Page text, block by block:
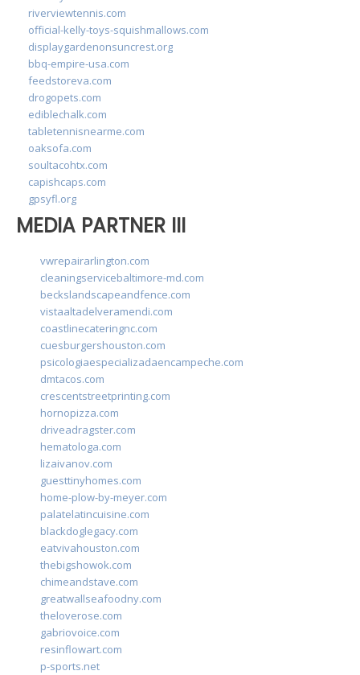
riverviewtennis.com
official-kelly-toys-squishmallows.com
displaygardenonsuncrest.org
bbq-empire-usa.com
feedstoreva.com
drogopets.com
ediblechalk.com
tabletennisnearme.com
oaksofa.com
soultacohtx.com
capishcaps.com
gpsyfl.org
MEDIA PARTNER III
vwrepairarlington.com
cleaningservicebaltimore-md.com
beckslandscapeandfence.com
vistaaltadelveramendi.com
coastlinecateringnc.com
cuesburgershouston.com
psicologiaespecializadaencampeche.com
dmtacos.com
crescentstreetprinting.com
hornopizza.com
driveadragster.com
hematologa.com
lizaivanov.com
guesttinyhomes.com
home-plow-by-meyer.com
palatelatincuisine.com
blackdoglegacy.com
eatvivahouston.com
thebigshowok.com
chimeandstave.com
greatwallseafoodny.com
theloverose.com
gabriovoice.com
resinflowart.com
p-sports.net